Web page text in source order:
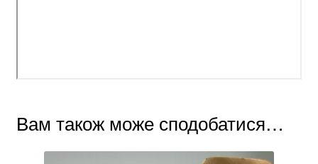
Вам також може сподобатися…